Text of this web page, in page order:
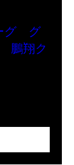
グ グ
鵬翔ク